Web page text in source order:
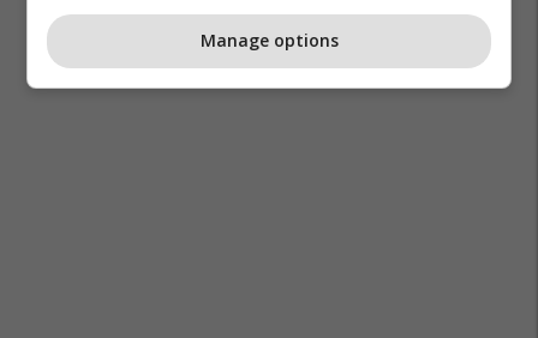
Manage options